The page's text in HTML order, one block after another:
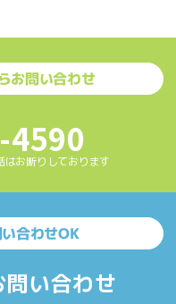
お問い合わせ
お断りしております
合わせOK
い合わせ